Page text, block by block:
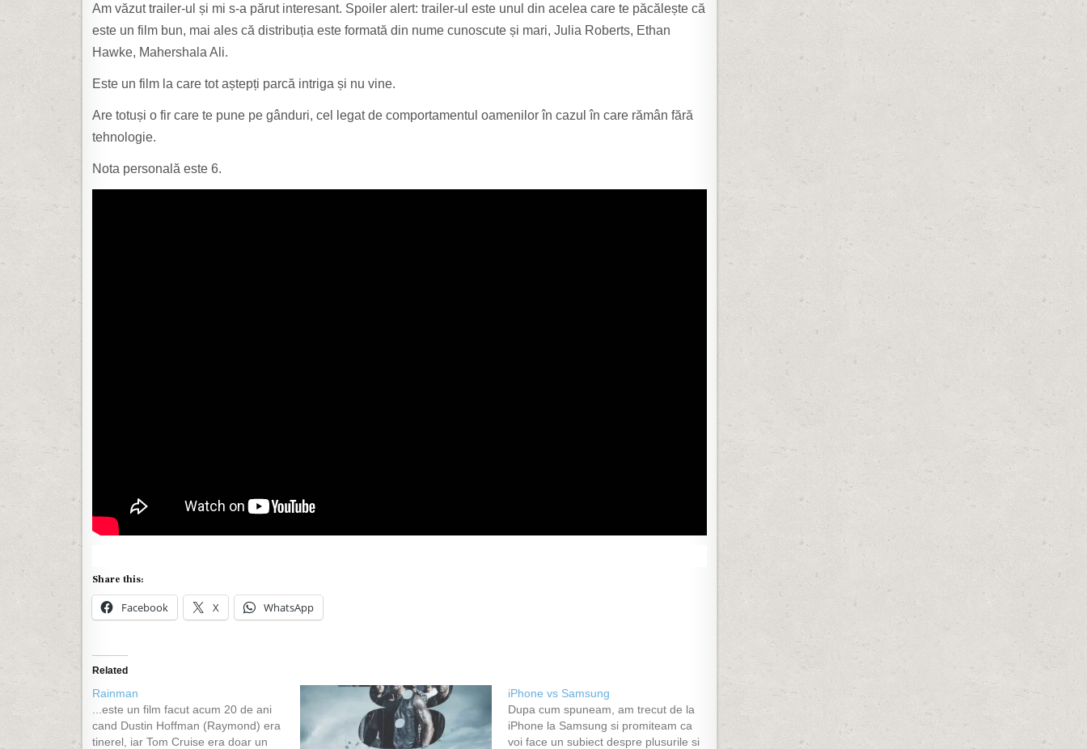
Am văzut trailer-ul și mi s-a părut interesant. Spoiler alert: trailer-ul este unul din acelea care te păcălește că
este un film bun, mai ales că distribuția este formată din nume cunoscute și mari, Julia Roberts, Ethan
Hawke, Mahershala Ali.
Este un film la care tot aștepți parcă intriga și nu vine.
Are totuși o fir care te pune pe gânduri, cel legat de comportamentul oamenilor în cazul în care rămân fără
tehnologie.
Nota personală este 6.
Share this:
Facebook X WhatsApp
Related
Rainman
...este un film facut acum 20 de ani
cand Dustin Hoffman (Raymond) era
tinerel, iar Tom Cruise era doar un
iPhone vs Samsung
Dupa cum spuneam, am trecut de la
iPhone la Samsung si promiteam ca
voi face un subiect despre plusurile si